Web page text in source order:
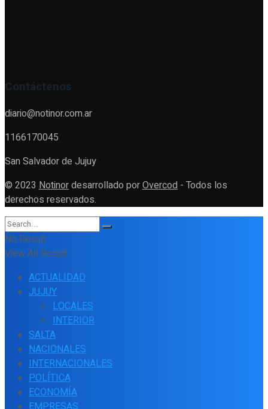
Contáctenos
diario@notinor.com.ar
1166170045
San Salvador de Jujuy
© 2023 Notinordesarrollado porOvercod - Todos los
derechos reservados.
No Result
View All Result
ACTUALIDAD
JUJUY
LOCALES
INTERIOR
SALTA
NACIONALES
INTERNACIONALES
POLÍTICA
ECONOMÍA